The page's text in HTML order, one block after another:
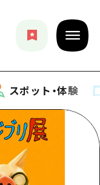
スポット・体験